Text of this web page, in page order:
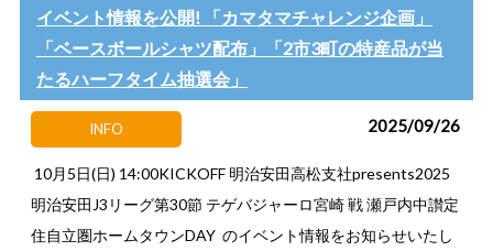
イベント情報を公開! 「カマタマチャレンジ企画」
「ベースボールシャツ配布」「2市3町の特産品が当
たるハーフタイム抽選会」
INFO 2025/09/26
10月5日(日) 14:00KICKOFF 明治安田高松支社presents2025
明治安田J3リーグ第30節 テゲバジャーロ宮崎 戦 瀬戸内中讃定
住自立圏ホームタウンDAY のイベント情報をお知らせいたし